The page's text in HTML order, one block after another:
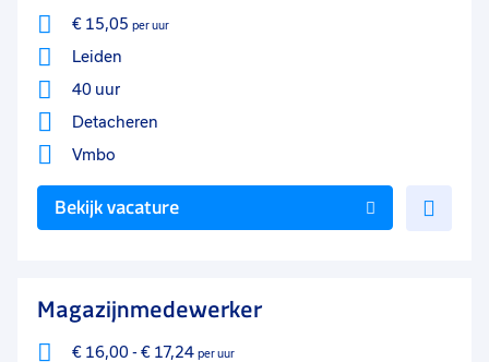
€ 15,05 per uur
Leiden
40 uur
Detacheren
Vmbo
Bekijk vacature
Magazijnmedewerker
€ 16,00- € 17,24 per uur